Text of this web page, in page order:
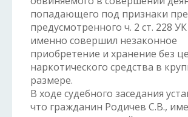
попадающего под признаки
предусмотренного ч. 2 ст. 228
именно совершил незаконное
приобретение и хранение без
наркотического средства в
размере.
В ходе судебного заседания
что гражданин Родичев С.В.,